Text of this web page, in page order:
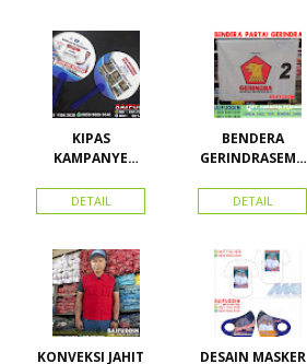
KIPAS
KAMPANYE
DETAIL
BENDERA
GERINDRASEMU
DETAIL
KONVEKSI JAHIT DESAIN MASKER